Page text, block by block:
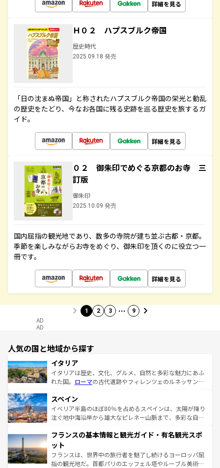
詳細を見る
Ｈ０２ ハプスブルク帝国
歴史時代
2025.09.18 発売
「日の沈まぬ帝国」と称されたハプスブルク帝国の栄光と動乱
の歴史をたどり、今なお各国に残る史跡を巡る歴史を旅するガ
イド。
詳細を見る
０２ 御朱印でめぐる京都のお寺 三
訂版
御朱印
2025.10.09 発売
国内屈指の観光地であり、数多の寺院が建ち並ぶ古都・京都。
季節を楽しみながらお寺をめぐり、御朱印を頂くのに役立つ一
冊です。
詳細を見る
1 2 3 … 9
AD
AD
人気の国と地域から探す
イタリア
イタリアは歴史、文化、グルメ、自然と多彩な魅力にあふ
れた国。 ローマの古代遺跡やフィレンツェのルネッサンス
ろん、トスカーナの美しい田園風景やアマルフィ海岸の絶
景など、自然景観も見逃せない。観光の合間には、本場の
ピザやパスタなど、絶品のイタリア料理を堪能することも
ませてくれるイタリアで、忘れられない旅をしてみよう！
なお、新着のイタリア情報は
しい。
スペイン
イベリア半島のほぼ80％を占めるスペインは、太陽が降り
注ぐ地中海沿岸から雄大なピレネー山脈まで、多彩な自然
文化が根付くこの国では、情熱的なフラメンコ、熱気あふ
れる闘牛、そして美味しいタパスが生活の一部となってい
る。首都マドリードの洗練された雰囲気や、バルセロナの
アートに溢れた街角から、地方では古代ローマ遺跡や中世
フランスの基本情報と観光ガイド・有名観光スポ
ット
フランスは、世界中の旅行者を魅了し続けるヨーロッパ屈
指の観光地だ。首都パリのエッフェル塔やルーブル美術館